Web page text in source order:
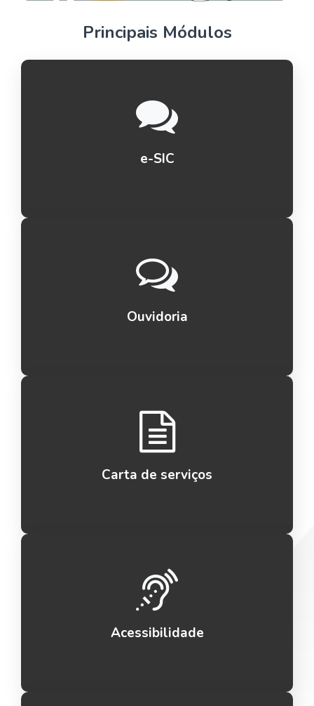
Principais Módulos
e-SIC
Ouvidoria
Carta de serviços
Acessibilidade